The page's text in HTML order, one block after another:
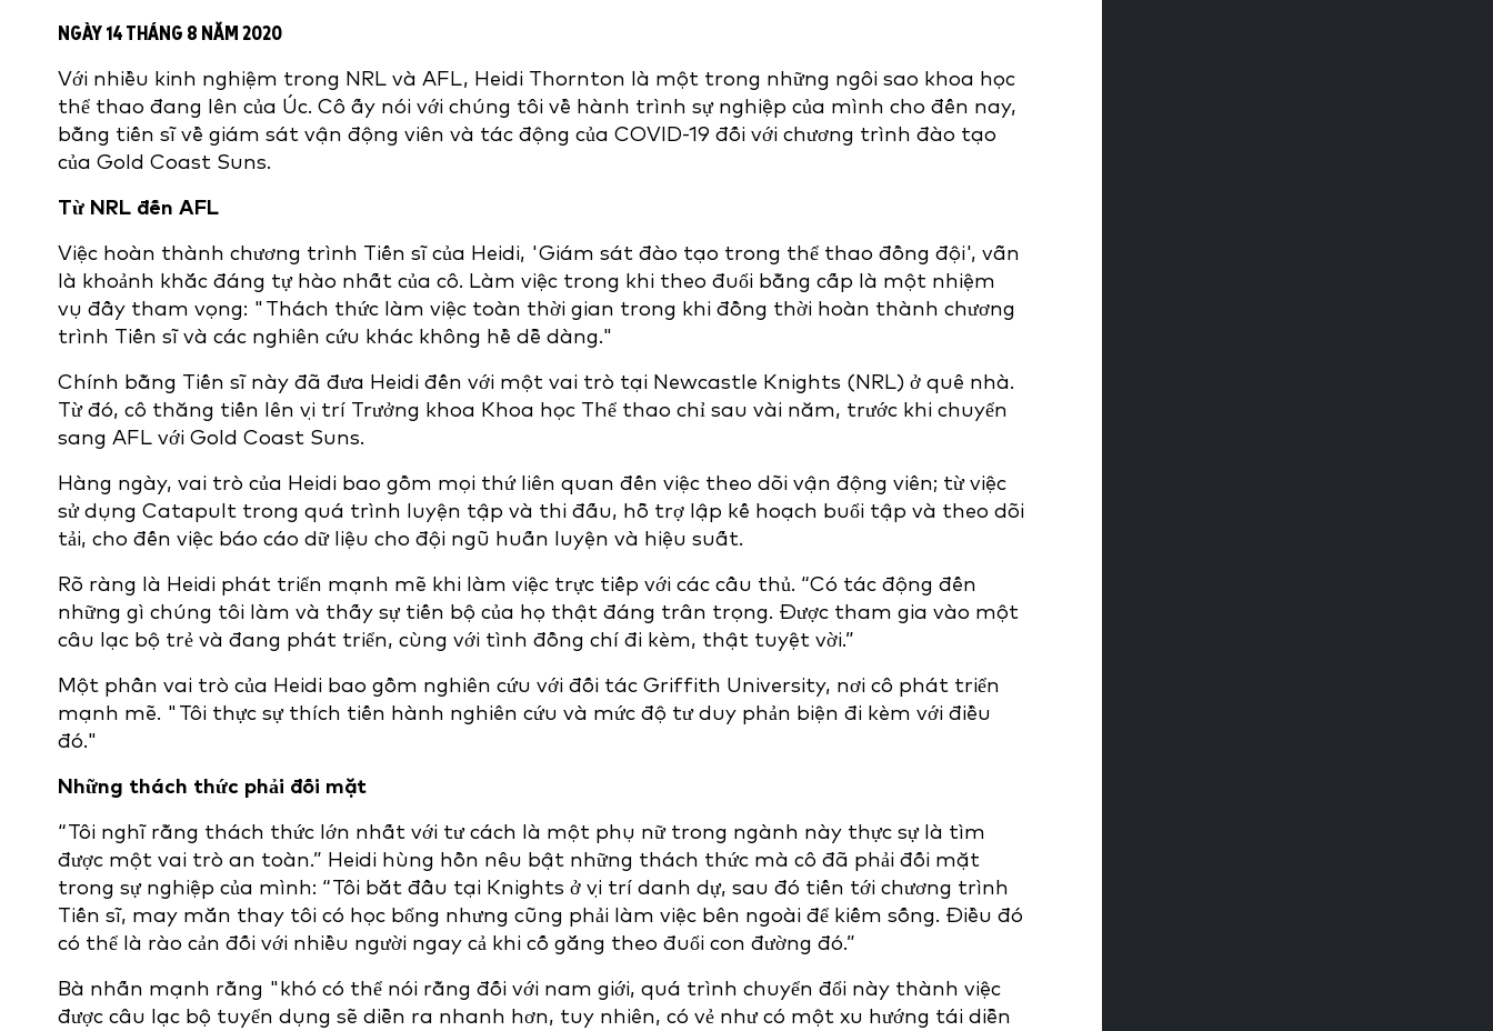
NGÀY 14 THÁNG 8 NĂM 2020
Với nhiều kinh nghiệm trong NRL và AFL, Heidi Thornton là một trong những ngôi sao khoa học
thể thao đang lên của Úc. Cô ấy nói với chúng tôi về hành trình sự nghiệp của mình cho đến nay,
bằng tiến sĩ về giám sát vận động viên và tác động của COVID-19 đối với chương trình đào tạo
của Gold Coast Suns.
Từ NRL đến AFL
Việc hoàn thành chương trình Tiến sĩ của Heidi, 'Giám sát đào tạo trong thể thao đồng đội', vẫn
là khoảnh khắc đáng tự hào nhất của cô. Làm việc trong khi theo đuổi bằng cấp là một nhiệm
vụ đầy tham vọng: "Thách thức làm việc toàn thời gian trong khi đồng thời hoàn thành chương
trình Tiến sĩ và các nghiên cứu khác không hề dễ dàng."
Chính bằng Tiến sĩ này đã đưa Heidi đến với một vai trò tại Newcastle Knights (NRL) ở quê nhà.
Từ đó, cô thăng tiến lên vị trí Trưởng khoa Khoa học Thể thao chỉ sau vài năm, trước khi chuyển
sang AFL với Gold Coast Suns.
Hàng ngày, vai trò của Heidi bao gồm mọi thứ liên quan đến việc theo dõi vận động viên; từ việc
sử dụng Catapult trong quá trình luyện tập và thi đấu, hỗ trợ lập kế hoạch buổi tập và theo dõi
tải, cho đến việc báo cáo dữ liệu cho đội ngũ huấn luyện và hiệu suất.
Rõ ràng là Heidi phát triển mạnh mẽ khi làm việc trực tiếp với các cầu thủ. “Có tác động đến
những gì chúng tôi làm và thấy sự tiến bộ của họ thật đáng trân trọng. Được tham gia vào một
câu lạc bộ trẻ và đang phát triển, cùng với tình đồng chí đi kèm, thật tuyệt vời.”
Một phần vai trò của Heidi bao gồm nghiên cứu với đối tác Griffith University, nơi cô phát triển
mạnh mẽ. "Tôi thực sự thích tiến hành nghiên cứu và mức độ tư duy phản biện đi kèm với điều
đó."
Những thách thức phải đối mặt
“Tôi nghĩ rằng thách thức lớn nhất với tư cách là một phụ nữ trong ngành này thực sự là tìm
được một vai trò an toàn.” Heidi hùng hồn nêu bật những thách thức mà cô đã phải đối mặt
trong sự nghiệp của mình: “Tôi bắt đầu tại Knights ở vị trí danh dự, sau đó tiến tới chương trình
Tiến sĩ, may mắn thay tôi có học bổng nhưng cũng phải làm việc bên ngoài để kiếm sống. Điều đó
có thể là rào cản đối với nhiều người ngay cả khi cố gắng theo đuổi con đường đó.”
Bà nhấn mạnh rằng "khó có thể nói rằng đối với nam giới, quá trình chuyển đổi này thành việc
được câu lạc bộ tuyển dụng sẽ diễn ra nhanh hơn, tuy nhiên, có vẻ như có một xu hướng tái diễn